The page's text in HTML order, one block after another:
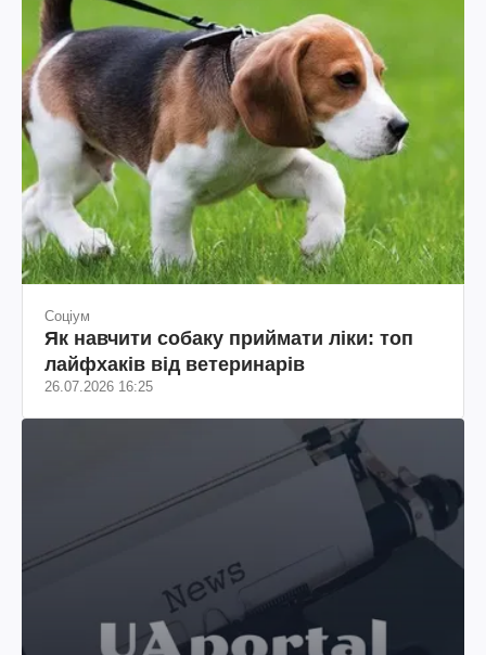
Соціум
Як навчити собаку приймати ліки: топ
лайфхаків від ветеринарів
26.07.2026 16:25